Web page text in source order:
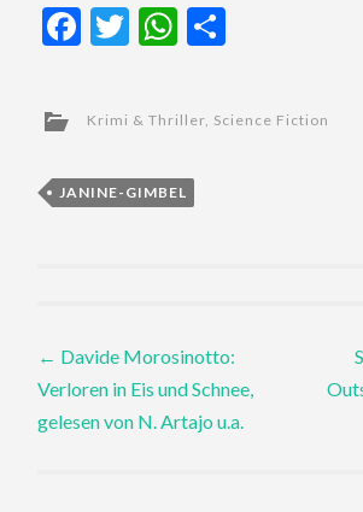
Facebook
TwitterWhatsApp
Krimi & Thriller, Science Fiction
JANINE-GIMBEL
Post
navigation
← Davide Morosinotto:
Verloren in Eis und Schnee,
gelesen von N. Artajo u.a.